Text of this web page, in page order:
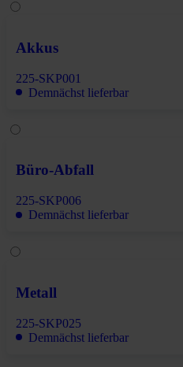
Akkus
225-SKP001
Demnächst lieferbar
Büro-Abfall
225-SKP006
Demnächst lieferbar
Metall
225-SKP025
Demnächst lieferbar